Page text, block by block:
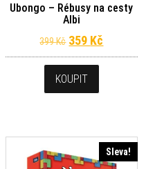
349 Kč.
je: 314 Kč.
Ubongo – Rébusy na cesty
Albi
399Kč Původní cena
359 Kč
KOUPIT
Sleva!